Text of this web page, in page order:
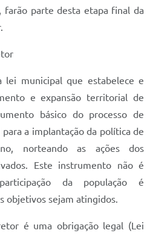
farão parte desta etapa final da
municipal que estabelece e
e expansão territorial de
básico do processo de
a implantação da política de
norteando as ações dos
Este instrumento não é
da população é
objetivos sejam atingidos.
é uma obrigação legal (Lei